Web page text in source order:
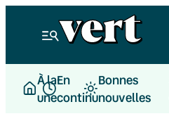
À la
une
En
continu
Bonnes
nouvelles